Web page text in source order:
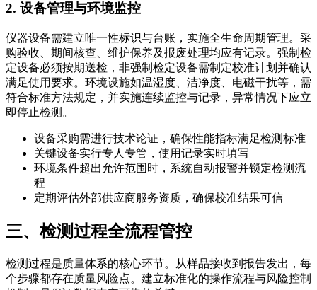
2. 设备管理与环境监控
仪器设备需建立唯一性标识与台账，实施全生命周期管理。采
购验收、期间核查、维护保养及报废处理均应有记录。强制检
定设备必须按期送检，非强制检定设备需制定校准计划并确认
满足使用要求。环境设施如温湿度、洁净度、电磁干扰等，需
符合标准方法规定，并实施连续监控与记录，异常情况下应立
即停止检测。
设备采购需进行技术论证，确保性能指标满足检测标准
关键设备实行专人专管，使用记录实时填写
环境条件超出允许范围时，系统自动报警并锁定检测流
程
定期评估外部供应商服务资质，确保校准结果可信
三、检测过程全流程管控
检测过程是质量体系的核心环节。从样品接收到报告发出，每
个步骤都存在质量风险点。建立标准化的操作流程与风险控制